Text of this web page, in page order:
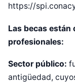
https://
Las becas
profesionales:
Sector público:
antigüedad,